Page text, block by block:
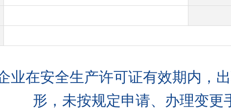
业在安全生产许可证有效期内，
形，未按规定申请、办理变更